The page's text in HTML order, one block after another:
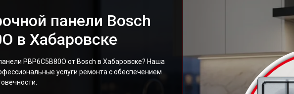
панели Bosch
в Хабаровске
PBP6C5B80O от Bosch в Хабаровске? Наша
услуги ремонта с обеспечением